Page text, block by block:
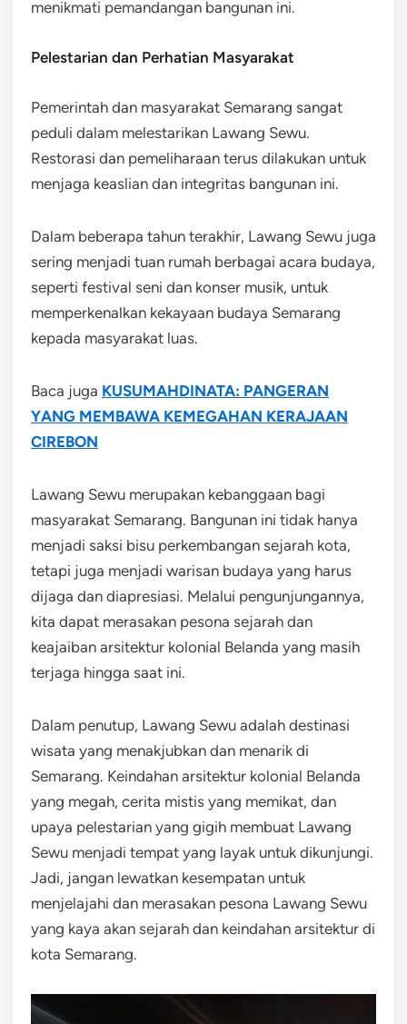
menikmati pemandangan bangunan ini.
Pelestarian dan Perhatian Masyarakat
Pemerintah dan masyarakat Semarang sangat
peduli dalam melestarikan Lawang Sewu.
Restorasi dan pemeliharaan terus dilakukan untuk
menjaga keaslian dan integritas bangunan ini.
Dalam beberapa tahun terakhir, Lawang Sewu juga
sering menjadi tuan rumah berbagai acara budaya,
seperti festival seni dan konser musik, untuk
memperkenalkan kekayaan budaya Semarang
kepada masyarakat luas.
Baca juga KUSUMAHDINATA: PANGERAN
YANG MEMBAWA KEMEGAHAN KERAJAAN
CIREBON
Lawang Sewu merupakan kebanggaan bagi
masyarakat Semarang. Bangunan ini tidak hanya
menjadi saksi bisu perkembangan sejarah kota,
tetapi juga menjadi warisan budaya yang harus
dijaga dan diapresiasi. Melalui pengunjungannya,
kita dapat merasakan pesona sejarah dan
keajaiban arsitektur kolonial Belanda yang masih
terjaga hingga saat ini.
Dalam penutup, Lawang Sewu adalah destinasi
wisata yang menakjubkan dan menarik di
Semarang. Keindahan arsitektur kolonial Belanda
yang megah, cerita mistis yang memikat, dan
upaya pelestarian yang gigih membuat Lawang
Sewu menjadi tempat yang layak untuk dikunjungi.
Jadi, jangan lewatkan kesempatan untuk
menjelajahi dan merasakan pesona Lawang Sewu
yang kaya akan sejarah dan keindahan arsitektur di
kota Semarang.